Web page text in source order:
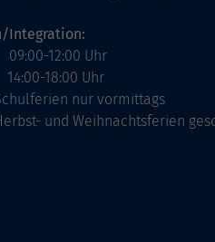
Integration:
12:00 Uhr
18:00 Uhr
nur vormittags
und Weihnachtsferien